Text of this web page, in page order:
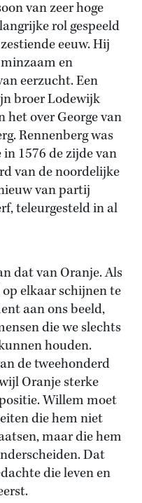
van zeer hoge
rol gespeeld
eeuw. Hij
en
eerzucht. Een
broer Lodewijk
het over George van
Rennenberg was
1576 de zijde van
van de noordelijke
van partij
teleurgesteld in al
dat van Oranje. Als
elkaar schijnen te
aan ons beeld,
die we slechts
houden.
de tweehonderd
Oranje sterke
Willem moet
die hem niet
maar die hem
Dat
die leven en